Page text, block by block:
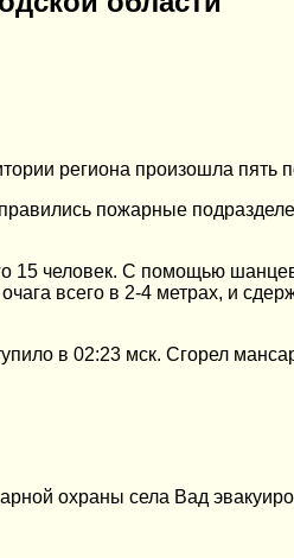
региона произошла пять
пожарные
человек. С помощью
всего в 2-4 метрах, и
в 02:23 мск. Сгорел
охраны села Вад